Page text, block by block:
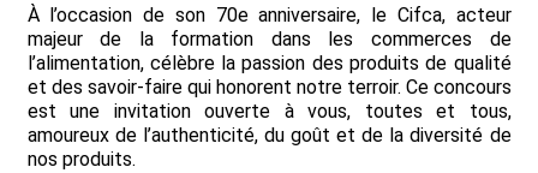
À l’occasion de son 70e anniversaire, le Cifca, acteur
majeur de la formation dans les commerces de
l’alimentation, célèbre la passion des produits de qualité
et des savoir-faire qui honorent notre terroir. Ce concours
est une invitation ouverte à vous, toutes et tous,
amoureux de l’authenticité, du goût et de la diversité de
nos produits.